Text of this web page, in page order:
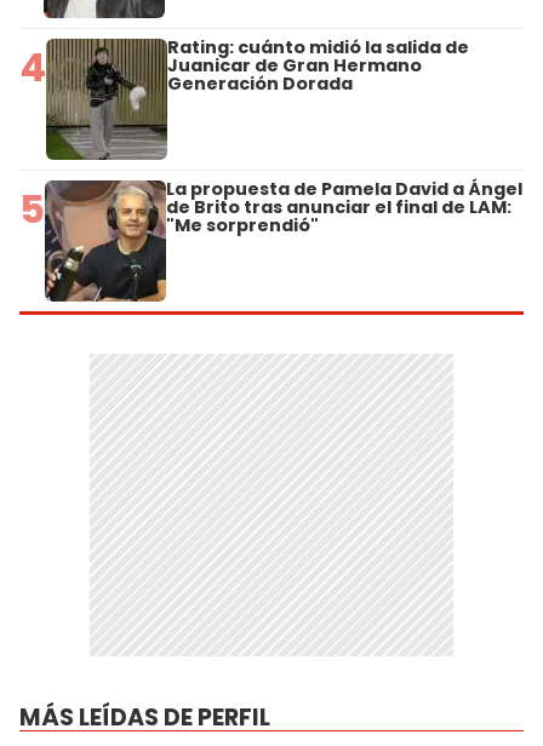
4 Rating: cuánto midió la salida de
Juanicar de Gran Hermano
Generación Dorada
5 La propuesta de Pamela David a Ángel
de Brito tras anunciar el final de LAM:
"Me sorprendió"
MÁS LEÍDAS DE PERFIL